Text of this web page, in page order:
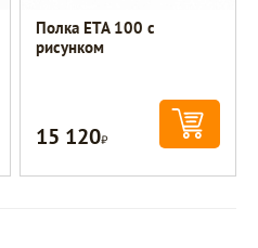
Полка ETA 100 с
рисунком
15 120Р